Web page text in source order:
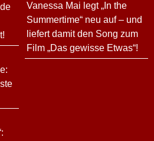
Vanessa Mai legt „In the
Summertime“ neu auf – und
liefert damit den Song zum
Film „Das gewisse Etwas“!